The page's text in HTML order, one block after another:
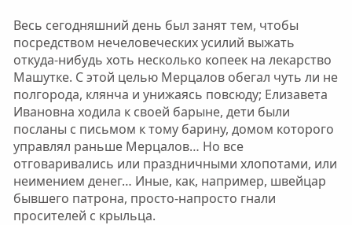
Весь сегодняшний день был занят тем, чтобы
посредством нечеловеческих усилий выжать
откуда-нибудь хоть несколько копеек на лекарство
Машутке. С этой целью Мерцалов обегал чуть ли не
полгорода, клянча и унижаясь повсюду; Елизавета
Ивановна ходила к своей барыне, дети были
посланы с письмом к тому барину, домом которого
управлял раньше Мерцалов… Но все
отговаривались или праздничными хлопотами, или
неимением денег… Иные, как, например, швейцар
бывшего патрона, просто-напросто гнали
просителей с крыльца.